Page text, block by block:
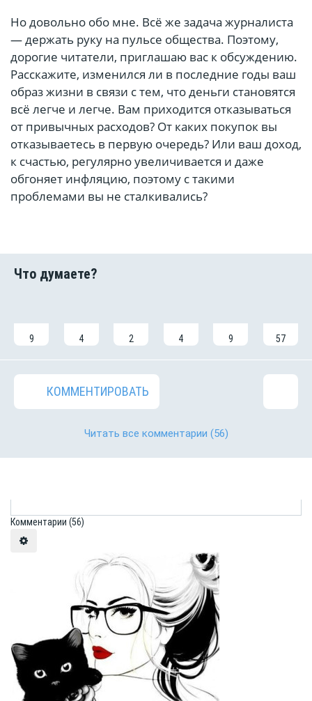
Но довольно обо мне. Всё же задача журналиста
— держать руку на пульсе общества. Поэтому,
дорогие читатели, приглашаю вас к обсуждению.
Расскажите, изменился ли в последние годы ваш
образ жизни в связи с тем, что деньги становятся
всё легче и легче. Вам приходится отказываться
от привычных расходов? От каких покупок вы
отказываетесь в первую очередь? Или ваш доход,
к счастью, регулярно увеличивается и даже
обгоняет инфляцию, поэтому с такими
проблемами вы не сталкивались?
9 4 2 4 9 57
КОММЕНТИРОВАТЬ
Читать все комментарии (56)
Комментарии (56)